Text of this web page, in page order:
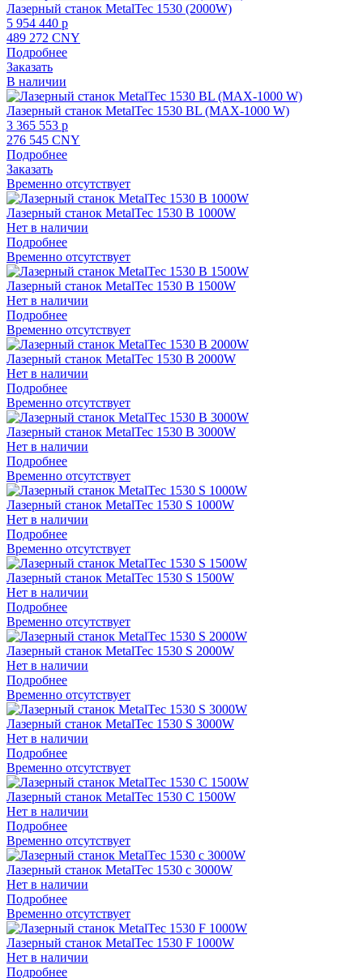
Лазерный станок MetalTec 1530 (2000W)
5 954 440 p
489 272 CNY
Подробнее
Заказать
В наличии
Лазерный станок MetalTec 1530 BL (MAX-1000 W)
3 365 553 p
276 545 CNY
Подробнее
Заказать
Временно отсутствует
Лазерный станок MetalTec 1530 B 1000W
Нет в наличии
Подробнее
Временно отсутствует
Лазерный станок MetalTec 1530 B 1500W
Нет в наличии
Подробнее
Временно отсутствует
Лазерный станок MetalTec 1530 B 2000W
Нет в наличии
Подробнее
Временно отсутствует
Лазерный станок MetalTec 1530 B 3000W
Нет в наличии
Подробнее
Временно отсутствует
Лазерный станок MetalTec 1530 S 1000W
Нет в наличии
Подробнее
Временно отсутствует
Лазерный станок MetalTec 1530 S 1500W
Нет в наличии
Подробнее
Временно отсутствует
Лазерный станок MetalTec 1530 S 2000W
Нет в наличии
Подробнее
Временно отсутствует
Лазерный станок MetalTec 1530 S 3000W
Нет в наличии
Подробнее
Временно отсутствует
Лазерный станок MetalTec 1530 C 1500W
Нет в наличии
Подробнее
Временно отсутствует
Лазерный станок MetalTec 1530 c 3000W
Нет в наличии
Подробнее
Временно отсутствует
Лазерный станок MetalTec 1530 F 1000W
Нет в наличии
Подробнее